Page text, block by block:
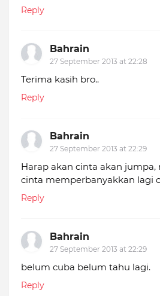
Reply
Bahrain
27 September 2013 at 22:28
Terima kasih bro..
Reply
Bahrain
27 September 2013 at 22:29
Harap akan cinta akan
cinta memperbanyakkan lagi
Reply
Bahrain
27 September 2013 at 22:29
belum cuba belum tahu lagi.
Reply